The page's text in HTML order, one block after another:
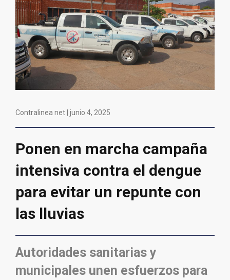
Contralinea net | junio 4, 2025
Ponen en marcha campaña
intensiva contra el dengue
para evitar un repunte con
las lluvias
Autoridades sanitarias y
municipales unen esfuerzos para